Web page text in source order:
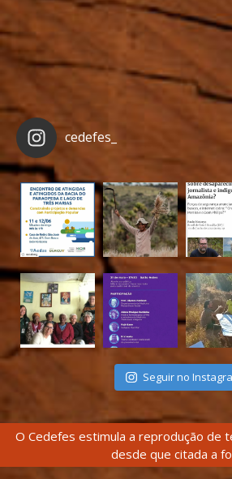
cedefes_
Seguir no
O Cedefes estimula a reprodução de
desde que citada a